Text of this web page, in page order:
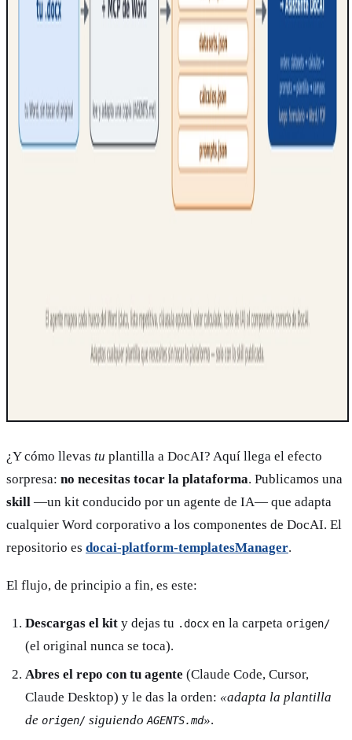
¿Y cómo llevas tu plantilla a DocAI? Aquí llega el efecto
sorpresa: no necesitas tocar la plataforma. Publicamos una
skill —un kit conducido por un agente de IA— que adapta
cualquier Word corporativo a los componentes de DocAI. El
repositorio es docai-platform-templatesManager.
El flujo, de principio a fin, es este:
Descargas el kity dejas tu .docxen la carpeta origen/
(el original nunca se toca).
Abres el repo con tu agente (Claude Code, Cursor,
Claude Desktop) y le das la orden: «adapta la plantilla
de origen/ siguiendoAGENTS.md».